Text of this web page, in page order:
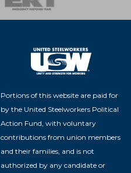
Portions of this website are paid for
by the United Steelworkers Political
Action Fund, with voluntary
contributions from union members
and their families, and is not
authorized by any candidate or